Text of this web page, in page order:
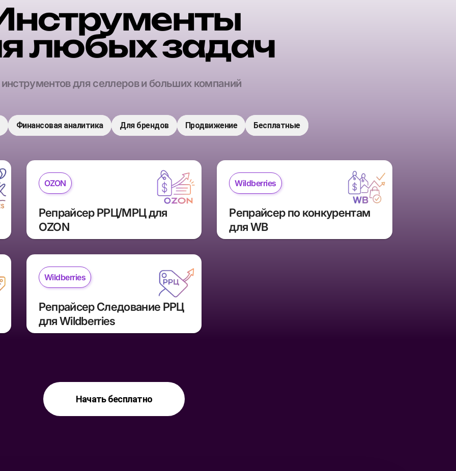
любых задач
для селлеров и больших компаний
Финансовая аналитика Для брендов Продвижение Бесплатные
OZON
Репрайсер РРЦ/МРЦ для
OZON
Wildberries
Репрайсер по конкурентам
для WB
Wildberries
Репрайсер Следование РРЦ
для Wildberries
Начать бесплатно